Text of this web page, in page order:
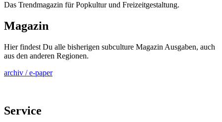
Das Trendmagazin für Popkultur und Freizeitgestaltung.
Magazin
Hier findest Du alle bisherigen subculture Magazin Ausgaben, auch
aus den anderen Regionen.
archiv / e-paper
Service